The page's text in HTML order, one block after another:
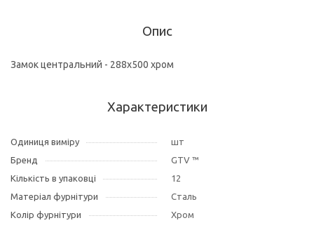
Опис
Замок центральний - 288х500 хром
Характеристики
Одиниця виміру
шт
Бренд
GTV ™
Кількість в упаковці
12
Матеріал фурнітури
Сталь
Колір фурнітури
Хром